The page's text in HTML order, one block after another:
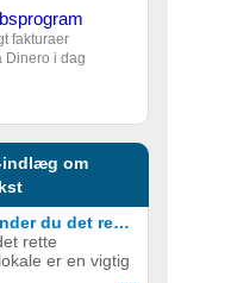
fakturaer
Dinero i dag
indlæg om
Sådan finder du det rette erhvervslokale til din virksomhed
rette
er en vigtig